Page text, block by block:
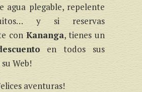
agua plegable, repelente
y si reservas
con Kananga, tienes un
en todos sus
Web!
aventuras!